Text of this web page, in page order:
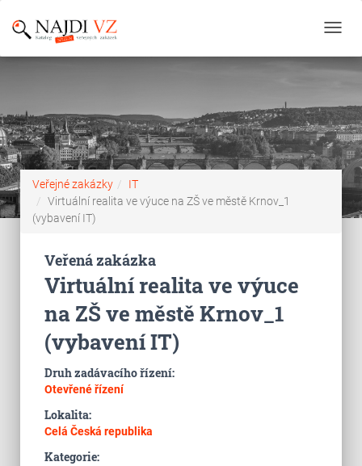
Veřejné zakázky
IT
Virtuální realita ve výuce na ZŠ ve městě Krnov_1
(vybavení IT)
Veřená zakázka
Virtuální realita ve výuce
na ZŠ ve městě Krnov_1
(vybavení IT)
Druh zadávacího řízení:
Otevřené řízení
Lokalita:
Celá Česká republika
Kategorie: